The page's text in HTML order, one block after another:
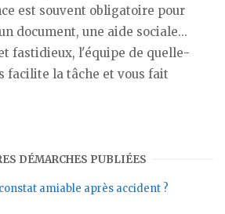
est souvent obligatoire pour
document, une aide sociale...
fastidieux, l'équipe de quelle-
facilite la tâche et vous fait
DÉMARCHES PUBLIÉES
amiable après accident ?